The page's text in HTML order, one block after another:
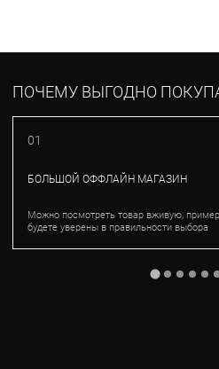
ПОЧЕМУ ВЫГОДНО
01
БОЛЬШОЙ ОФФЛАЙН МАГАЗИН
Можно посмотреть товар вживую,
будете уверены в правильности выбора